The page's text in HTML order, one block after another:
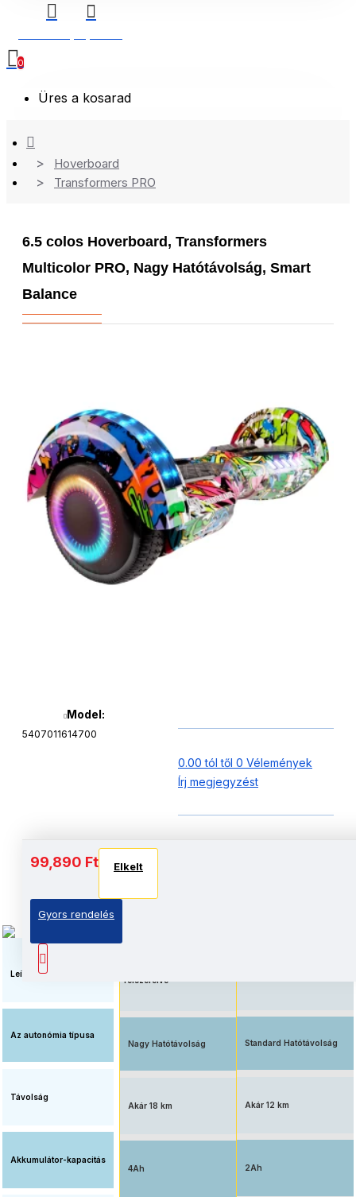
0
Üres a kosarad
Hoverboard
Transformers PRO
6.5 colos Hoverboard, Transformers
Multicolor PRO, Nagy Hatótávolság, Smart
Balance
Model:
5407011614700
0.00 tól től 0 Vélemények
Írj megjegyzést
99,890 Ft Elkelt
Gyors rendelés
Akkumulátor és autonómia
Leírás
Az autonómia típusa
Távolság
Akkumulátor-kapacitás
felszerelve
Nagy Hatótávolság
Akár 18 km
4Ah
Standard Hatótávolság
Akár 12 km
2Ah